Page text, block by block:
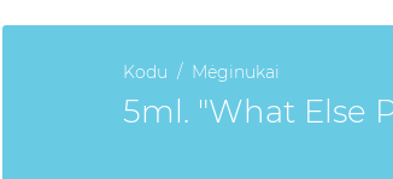
Kodu Mėginukai
5ml. "What Else